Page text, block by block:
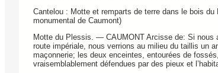
Cantelou : Motte et remparts de terre dans le bois
monumental de Caumont)
Motte du Plessis. — CAUMONT Arcisse de: Si
route impériale, nous verrions au milieu du taillis un
maçonnerie; les deux enceintes, entourées de
vraisemblablement défendues par des pieux et